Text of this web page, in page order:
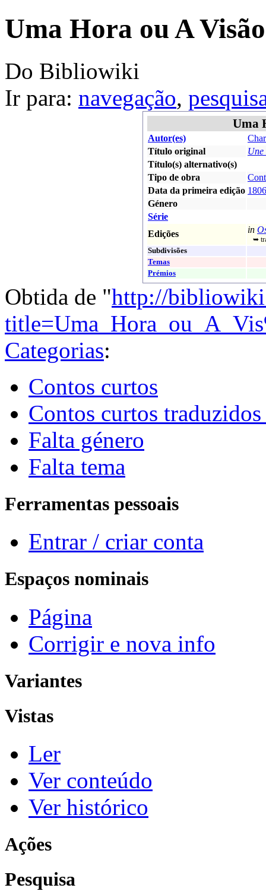
Uma Hora ou A Visão
Do Bibliowiki
Ir para: navegação,
Uma
Autor(es)
Título original
Une
Título(s) alternativo(s)
Tipo de obra
Data da primeira edição 1806
Género
Série
Edições
in
➥
Subdivisões
Temas
Prémios
Obtida de "http://
Categorias:
Contos curtos
Contos curtos
Falta género
Falta tema
Ferramentas pessoais
Entrar / criar conta
Espaços nominais
Página
Corrigir e nova info
Variantes
Vistas
Ler
Ver conteúdo
Ver histórico
Ações
Pesquisa